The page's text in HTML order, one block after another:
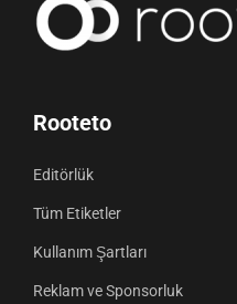
Rooteto
Editörlük
Tüm Etiketler
Kullanım Şartları
Reklam ve Sponsorluk